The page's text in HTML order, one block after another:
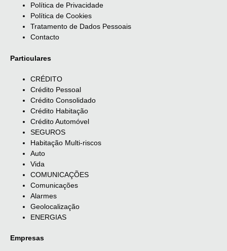
Política de Privacidade
Política de Cookies
Tratamento de Dados Pessoais
Contacto
Particulares
CRÉDITO
Crédito Pessoal
Crédito Consolidado
Crédito Habitação
Crédito Automóvel
SEGUROS
Habitação Multi-riscos
Auto
Vida
COMUNICAÇÕES
Comunicações
Alarmes
Geolocalização
ENERGIAS
Empresas